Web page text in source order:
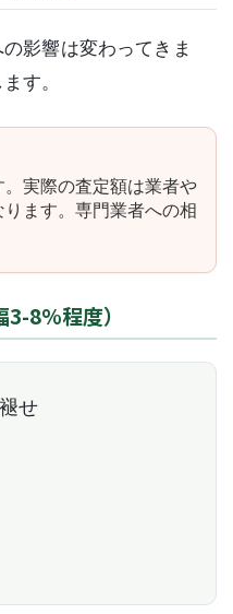
影響は変わってきま
す。
実際の査定額は業者や
ます。専門業者への相
8%程度）
せ